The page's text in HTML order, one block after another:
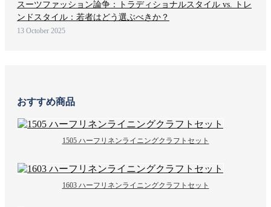
スーツファッション論争：トラディショナルスタイル vs. トレ
ンドスタイル：若者はどう選ぶべきか？
13 October 2025
おすすめ商品
1505 ハーフリネンライニングクラフトセット
1603 ハーフリネンライニングクラフトセット